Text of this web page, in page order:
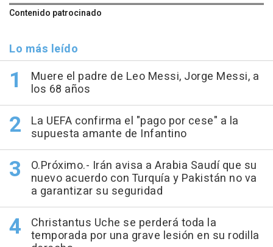
Contenido patrocinado
Lo más leído
Muere el padre de Leo Messi, Jorge Messi, a
los 68 años
La UEFA confirma el "pago por cese" a la
supuesta amante de Infantino
O.Próximo.- Irán avisa a Arabia Saudí que su
nuevo acuerdo con Turquía y Pakistán no va
a garantizar su seguridad
Christantus Uche se perderá toda la
temporada por una grave lesión en su rodilla